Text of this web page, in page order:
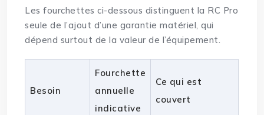
Les fourchettes ci-dessous distinguent la RC Pro
seule de l’ajout d’une garantie matériel, qui
dépend surtout de la valeur de l’équipement.
Besoin
Fourchette
annuelle
indicative
Ce qui est
couvert